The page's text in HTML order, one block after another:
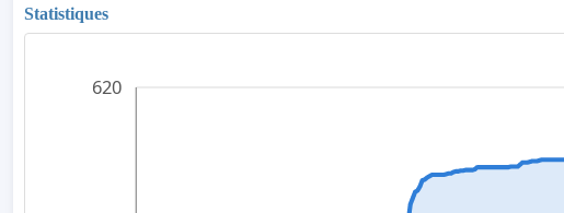
Statistiques
620